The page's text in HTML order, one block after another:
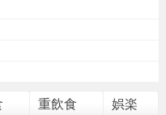
重飲食 娯楽